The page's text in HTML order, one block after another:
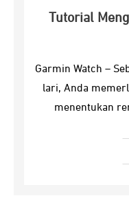
Tutorial
Garmin Watch –
lari, Anda
menentukan